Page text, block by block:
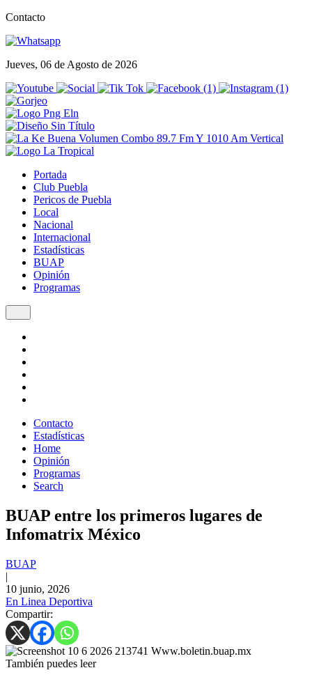
Contacto
Jueves, 06 de Agosto de 2026
Portada
Club Puebla
Pericos de Puebla
Local
Nacional
Internacional
Estadísticas
BUAP
Opinión
Programas
Contacto
Estadísticas
Home
Opinión
Programas
Search
BUAP entre los primeros lugares de
Infomatrix México
BUAP
|
10 junio, 2026
En Linea Deportiva
Compartir:
También puedes leer